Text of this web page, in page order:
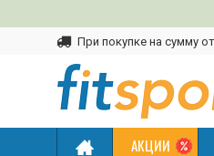
При покупке на сумму
АКЦИИ